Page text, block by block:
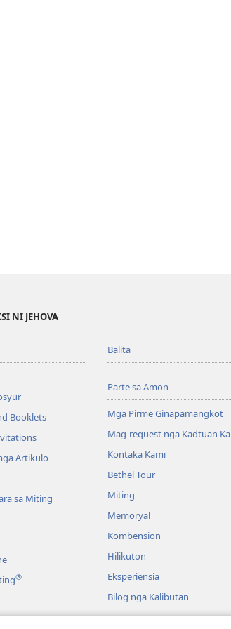
NI JEHOVA
Booklets
Artikulo
sa Miting
®
Balita
Parte sa Amon
Mga Pirme Ginapamangkot
Mag-request nga Kadtuan Ka
Kontaka Kami
Bethel Tour
Miting
Memoryal
Kombension
Hilikuton
Eksperiensia
Bilog nga Kalibutan